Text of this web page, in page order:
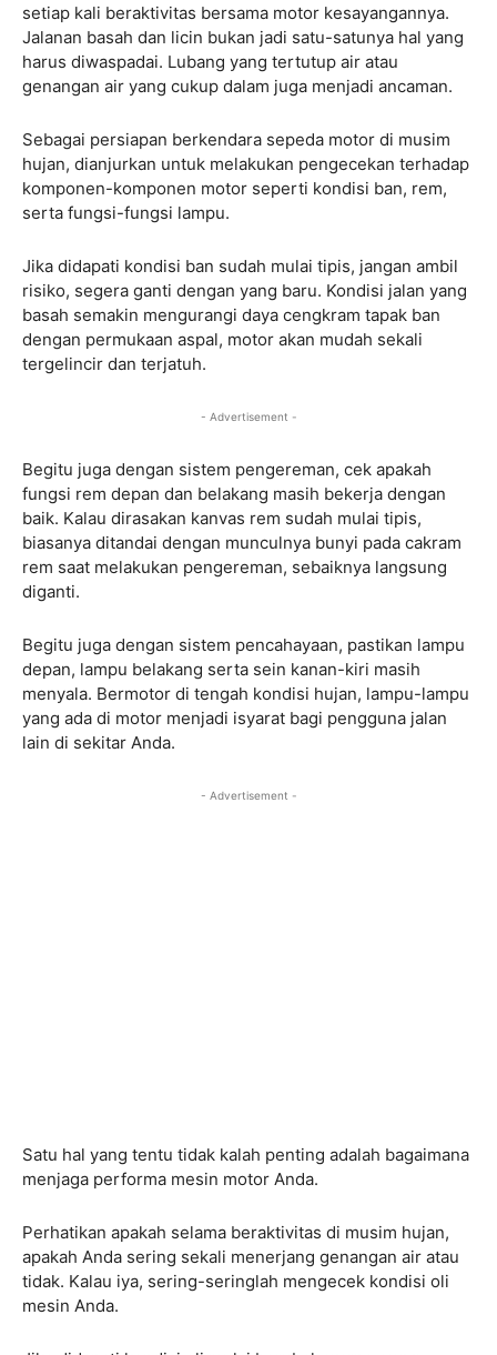
setiap kali beraktivitas bersama motor kesayangannya.
Jalanan basah dan licin bukan jadi satu-satunya hal yang
harus diwaspadai. Lubang yang tertutup air atau
genangan air yang cukup dalam juga menjadi ancaman.
Sebagai persiapan berkendara sepeda motor di musim
hujan, dianjurkan untuk melakukan pengecekan terhadap
komponen-komponen motor seperti kondisi ban, rem,
serta fungsi-fungsi lampu.
Jika didapati kondisi ban sudah mulai tipis, jangan ambil
risiko, segera ganti dengan yang baru. Kondisi jalan yang
basah semakin mengurangi daya cengkram tapak ban
dengan permukaan aspal, motor akan mudah sekali
tergelincir dan terjatuh.
- Advertisement -
Begitu juga dengan sistem pengereman, cek apakah
fungsi rem depan dan belakang masih bekerja dengan
baik. Kalau dirasakan kanvas rem sudah mulai tipis,
biasanya ditandai dengan munculnya bunyi pada cakram
rem saat melakukan pengereman, sebaiknya langsung
diganti.
Begitu juga dengan sistem pencahayaan, pastikan lampu
depan, lampu belakang serta sein kanan-kiri masih
menyala. Bermotor di tengah kondisi hujan, lampu-lampu
yang ada di motor menjadi isyarat bagi pengguna jalan
lain di sekitar Anda.
- Advertisement -
Satu hal yang tentu tidak kalah penting adalah bagaimana
menjaga performa mesin motor Anda.
Perhatikan apakah selama beraktivitas di musim hujan,
apakah Anda sering sekali menerjang genangan air atau
tidak. Kalau iya, sering-seringlah mengecek kondisi oli
mesin Anda.